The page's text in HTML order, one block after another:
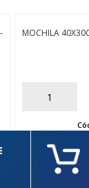
MOCHILA
AÑADIR